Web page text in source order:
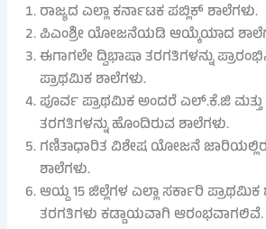
ರಾಜ್ಯದ ಎಲ್ಲಾ ಕರ್ನಾಟಕ ಪಬ್ಲಿಕ್ ಶಾಲೆಗಳು.
ಪಿಎಂಶ್ರೀ ಯೋಜನೆಯಡಿ ಆಯ್ಕೆಯಾದ
ಈಗಾಗಲೇ ದ್ವಿಭಾಷಾ ತರಗತಿಗಳನ್ನು
ಪ್ರಾಥಮಿಕ ಶಾಲೆಗಳು.
ಪೂರ್ವ ಪ್ರಾಥಮಿಕ ಅಂದರೆ ಎಲ್.ಕೆ.ಜಿ
ತರಗತಿಗಳನ್ನು ಹೊಂದಿರುವ ಶಾಲೆಗಳು.
ಗಣಿತಾಧಾರಿತ ವಿಶೇಷ ಯೋಜನೆ
ಶಾಲೆಗಳು.
ಆಯ್ದ 15 ಜಿಲ್ಲೆಗಳ ಎಲ್ಲಾ ಸರ್ಕಾರಿ
ತರಗತಿಗಳು ಕಡ್ಡಾಯವಾಗಿ ಆರಂಭವಾಗಲಿವೆ.